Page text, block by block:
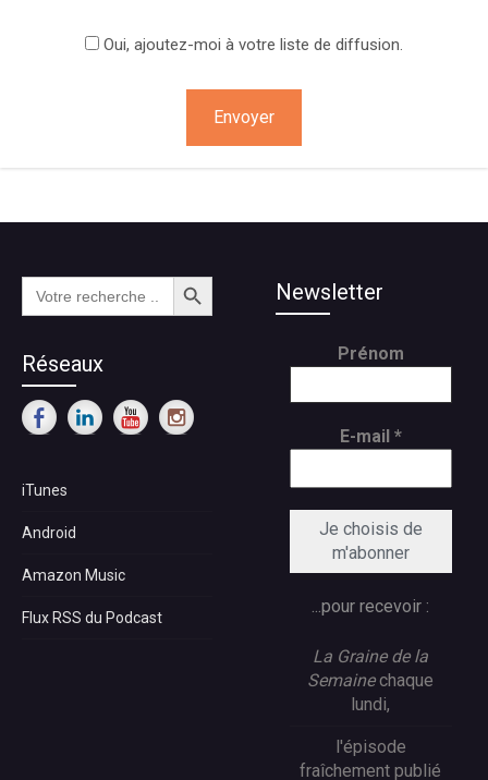
Oui, ajoutez-moi à votre liste de diffusion.
Search
for:
Search Button
Réseaux
iTunes
Android
Amazon Music
Flux RSS du Podcast
Newsletter
Prénom
E-mail *
...pour recevoir :
La Graine de la
Semainechaque
lundi,
l'épisode
fraîchement publié